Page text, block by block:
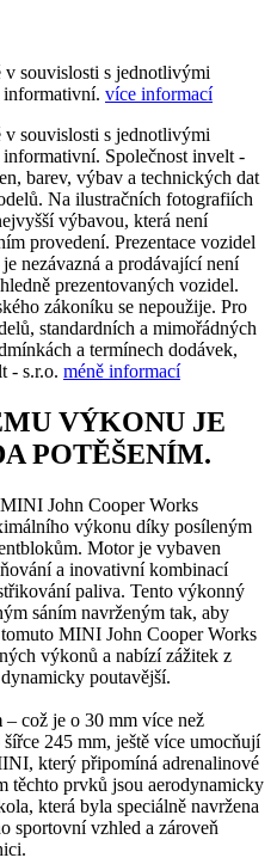
v souvislosti s jednotlivými
informativní. více informací
v souvislosti s jednotlivými
Společnost invelt -
barev, výbav a technických dat
Na ilustračních fotografiích
výbavou, která není
provedení. Prezentace vozidel
nezávazná a prodávající není
prezentovaných vozidel.
zákoníku se nepoužije. Pro
standardních a mimořádných
a termínech dodávek,
- s.r.o. méně informací
VÝKONU JE
POTĚŠENÍM.
John Cooper Works
výkonu díky posíleným
Motor je vybaven
a inovativní kombinací
paliva. Tento výkonný
sáním navrženým tak, aby
MINI John Cooper Works
výkonů a nabízí zážitek z
poutavější.
– což je o 30 mm více než
245 mm, ještě více umocňují
který připomíná adrenalinové
těchto prvků jsou aerodynamicky
která byla speciálně navržena
sportovní vzhled a zároveň